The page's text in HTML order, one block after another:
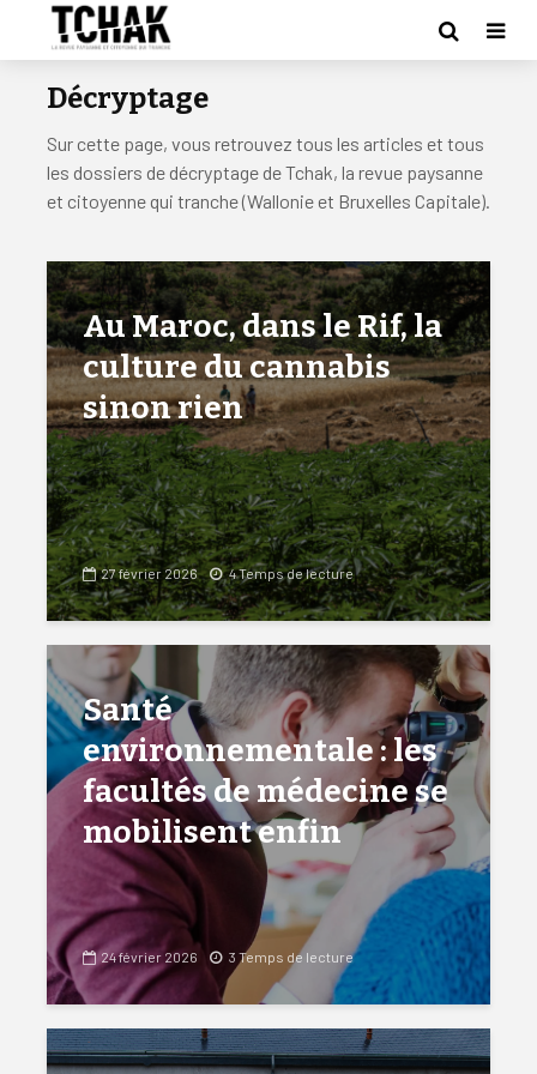
Décryptage
Sur cette page, vous retrouvez tous les articles et tous
les dossiers de décryptage de Tchak, la revue paysanne
et citoyenne qui tranche (Wallonie et Bruxelles Capitale).
Au Maroc, dans le Rif, la
culture du cannabis
sinon rien
27 février 2026 4 Temps de lecture
Santé
environnementale : les
facultés de médecine se
mobilisent enfin
24 février 2026 3 Temps de lecture